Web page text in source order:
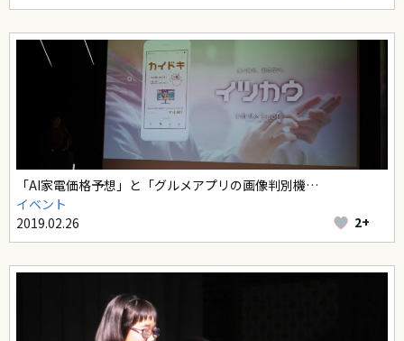
「AI家電価格予想」と「グルメアプリの画像判別機…
イベント
2019.02.26
2+